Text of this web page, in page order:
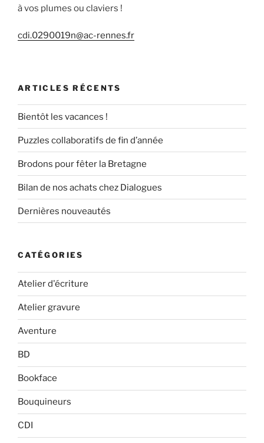
à vos plumes ou claviers !
cdi.0290019n@ac-rennes.fr
ARTICLES RÉCENTS
Bientôt les vacances !
Puzzles collaboratifs de fin d’année
Brodons pour fêter la Bretagne
Bilan de nos achats chez Dialogues
Dernières nouveautés
CATÉGORIES
Atelier d'écriture
Atelier gravure
Aventure
BD
Bookface
Bouquineurs
CDI